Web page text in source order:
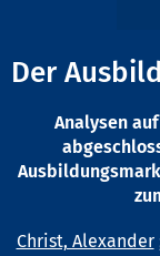
Der
Analysen
Christ, Alexander